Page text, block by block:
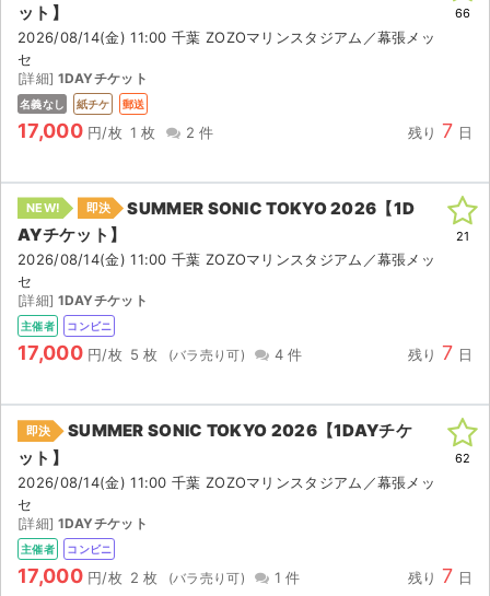
チケットジャム運営会社
チケットジャム利用規約
プライバシーポリシー
特定商取引法に基づく表記
ット】
2026/08/14(金) 11:00 千葉 ZOZOマリンスタジアム／幕張メッ
セ
[詳細] 1DAYチケット
名義なし 紙チケ 郵送
17,000 円/枚 1 枚 2 件 残り 7 日
66
NEW! 即決
SUMMER SONIC TOKYO 2026【1D
AYチケット】
2026/08/14(金) 11:00 千葉 ZOZOマリンスタジアム／幕張メッ
セ
[詳細] 1DAYチケット
主催者 コンビニ
17,000 円/枚 5 枚 4 件 残り 7 日
21
即決
SUMMER SONIC TOKYO 2026【1DAYチケ
ット】
2026/08/14(金) 11:00 千葉 ZOZOマリンスタジアム／幕張メッ
セ
[詳細] 1DAYチケット
主催者 コンビニ
17,000 円/枚 2 枚 1 件 残り 7 日
62